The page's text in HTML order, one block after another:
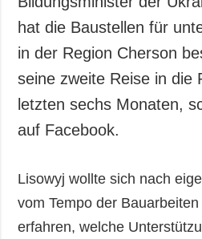
Gesellschaft und
Kultur
Sport
Kriminalität
Notstand und
Notfälle
Veröffentlichungen
Interview
Fotos
hat die Baustellen für
in der Region Cherson
seine zweite Reise in die
letzten sechs Monaten,
auf Facebook.
Lisowyj wollte sich nach
vom Tempo der
erfahren, welche